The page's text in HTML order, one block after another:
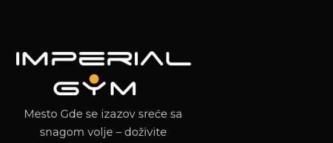
Mesto Gde se izazov sreće sa
snagom volje – doživite